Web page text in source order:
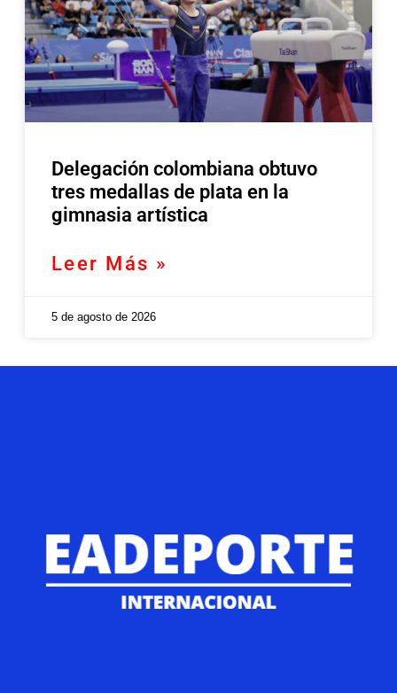
Delegación colombiana obtuvo
tres medallas de plata en la
gimnasia artística
Leer Más »
5 de agosto de 2026